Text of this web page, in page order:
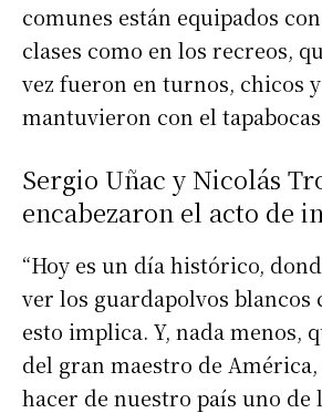
comunes están equipados
clases como en los recreos,
vez fueron en turnos, chicos
mantuvieron con el
Sergio Uñac y Nicolás
encabezaron el acto de
“Hoy es un día histórico,
ver los guardapolvos blancos
esto implica. Y, nada menos,
del gran maestro de
hacer de nuestro país uno de